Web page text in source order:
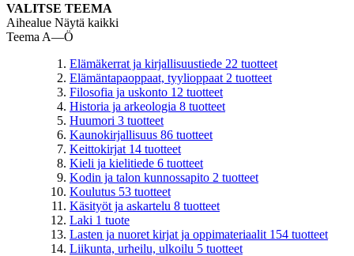
VALITSE TEEMA
Aihealue Näytä kaikki
Teema A—Ö
Elämäkerrat ja kirjallisuustiede 22 tuotteet
Elämäntapaoppaat, tyylioppaat 2 tuotteet
Filosofia ja uskonto 12 tuotteet
Historia ja arkeologia 8 tuotteet
Huumori 3 tuotteet
Kaunokirjallisuus 86 tuotteet
Keittokirjat 14 tuotteet
Kieli ja kielitiede 6 tuotteet
Kodin ja talon kunnossapito 2 tuotteet
Koulutus 53 tuotteet
Käsityöt ja askartelu 8 tuotteet
Laki 1 tuote
Lasten ja nuoret kirjat ja oppimateriaalit 154 tuotteet
Liikunta, urheilu, ulkoilu 5 tuotteet